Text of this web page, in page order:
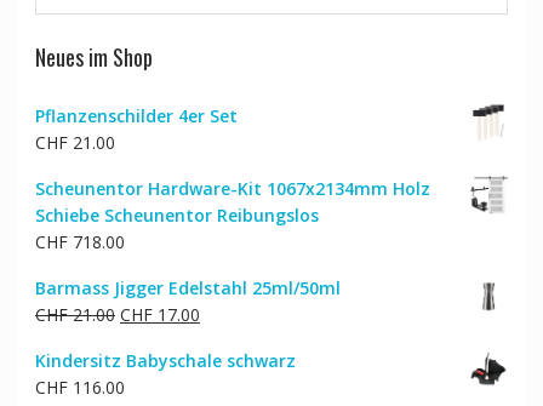
Neues im Shop
Pflanzenschilder 4er Set
CHF21.00
Scheunentor Hardware-Kit 1067x2134mm Holz
Schiebe Scheunentor Reibungslos
CHF718.00
Barmass Jigger Edelstahl 25ml/50ml
CHF21.00 Ursprünglicher
war:
CHF 21.00
CHF17.00Aktueller
ist:
Kindersitz Babyschale schwarz
CHF116.00